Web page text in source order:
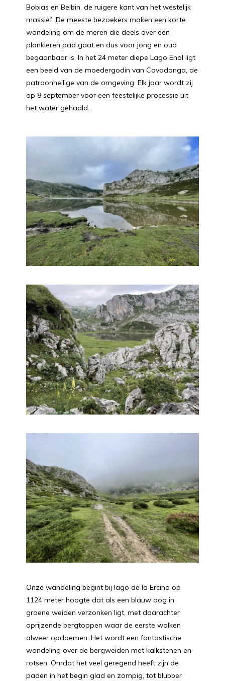
Bobias en Belbin, de ruigere kant van het westelijk
massief. De meeste bezoekers maken een korte
wandeling om de meren die deels over een
plankieren pad gaat en dus voor jong en oud
begaanbaar is. In het 24 meter diepe Lago Enol ligt
een beeld van de moedergodin van Cavadonga, de
patroonheilige van de omgeving. Elk jaar wordt zij
op 8 september voor een feestelijke processie uit
het water gehaald.
Onze wandeling begint bij lago de la Ercina op
1124 meter hoogte dat als een blauw oog in
groene weiden verzonken ligt, met daarachter
oprijzende bergtoppen waar de eerste wolken
alweer opdoemen. Het wordt een fantastische
wandeling over de bergweiden met kalkstenen en
rotsen. Omdat het veel geregend heeft zijn de
paden in het begin glad en zompig, tot blubber